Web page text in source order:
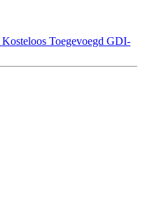
Kosteloos Toegevoegd GDI-